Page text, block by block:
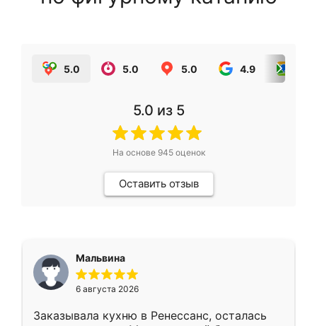
5.0 5.0 5.0 4.9
5.0 из 5
На основе 945оценок
Оставить отзыв
Мальвина
6 августа 2026
Заказывала кухню в Ренессанс, осталась